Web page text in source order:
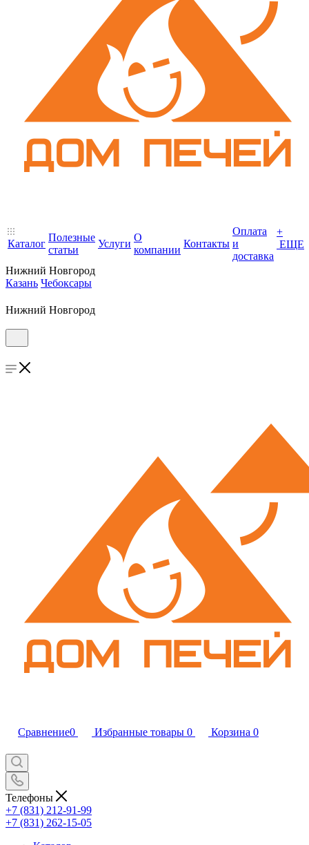
Каталог
Полезные
статьи
Услуги
О
компании
Контакты
Оплата
и
доставка
+
ЕЩЕ
Нижний Новгород
Казань Чебоксары
Нижний Новгород
Сравнение0 Избранные товары 0 Корзина 0
Телефоны
+7 (831) 212-91-99
+7 (831) 262-15-05